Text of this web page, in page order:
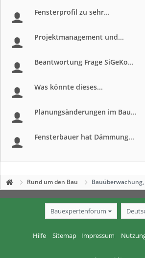
Fensterprofil zu sehr...
Projektmanagement und...
Beantwortung Frage SiGeKo...
Was könnte dieses...
Planungsänderungen im Bau...
Fensterbauer hat Dämmung...
Rund um den Bau
Bauexpertenforum
Hilfe Sitemap Impressum